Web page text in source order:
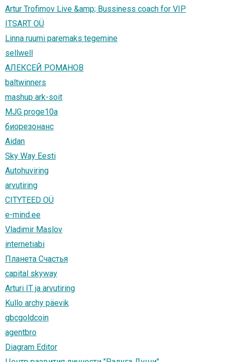
Artur Trofimov Live &amp; Bussiness coach for VIP
ITSART OÜ
Linna ruumi paremaks tegemine
sellwell
АЛЕКСЕЙ РОМАНОВ
baltwinners
mashup ark-soit
MJG proge10a
биорезонанс
Aidan
Sky Way Eesti
Autohuviring
arvutiring
CITYTEED OÜ
e-mind.ee
Vladimir Maslov
internetiabi
Планета Счастья
capital skyway
Arturi IT ja arvutiring
Kullo archy päevik
gbcgoldcoin
agentbro
Diagram Editor